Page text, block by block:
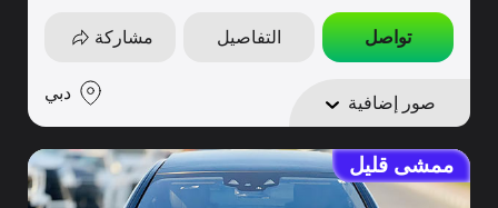
تواصل التفاصيل مشاركة
صور إضافية دبي
ممشى قليل